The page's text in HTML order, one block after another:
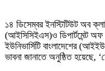
১৪ ডিসেম্বর ইনস্টিটিউট অব
(আইসিসিইএস)ও ডিপার্টমেন্ট অফ
ইউনিভার্সিটি বাংলাদেশের
ভাবনা জানাতে অনুষ্ঠিত হয়েছে,